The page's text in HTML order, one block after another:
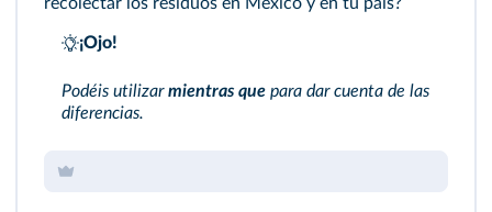
¡Ojo!
Podéis utilizarmientras que para dar cuenta de las
diferencias.